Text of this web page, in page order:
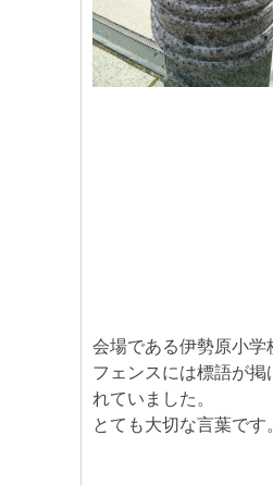
会場である伊勢原小学
フェンスには標語が掲
れていました。
とても大切な言葉です